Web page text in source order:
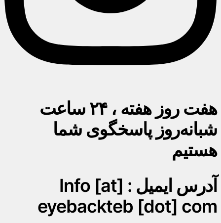
هفت روز هفته ، ۲۴ ساعت
شبانه‌روز پاسخگوی شما
هستیم
آدرس ایمیل : Info [at]
eyebackteb [dot] com